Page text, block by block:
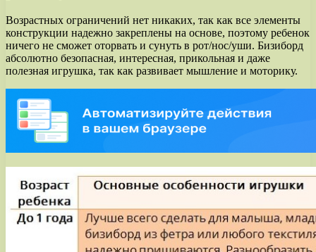
Возрастных ограничений нет никаких, так как все элементы
конструкции надежно закреплены на основе, поэтому ребенок
ничего не сможет оторвать и сунуть в рот/нос/уши. Бизиборд
абсолютно безопасная, интересная, прикольная и даже
полезная игрушка, так как развивает мышление и моторику.